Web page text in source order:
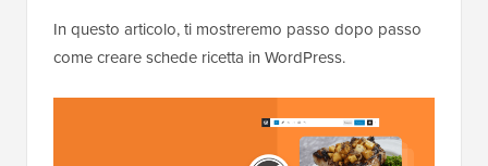
In questo articolo, ti mostreremo passo dopo passo
come creare schede ricetta in WordPress.